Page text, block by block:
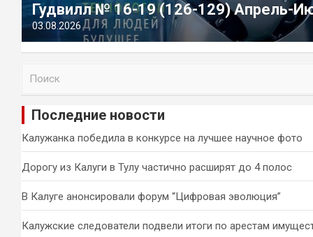
Гудвилл № 16-19 (126-129) Апрель-
03.08.2026
и
Последние новости
Калужанка победила в конкурсе на лучшее научное фото
Дорогу из Калуги в Тулу частично расширят до 4 полос
В Калуге анонсировали форум “Цифровая эволюция”
Калужские следователи подвели итоги по арестам